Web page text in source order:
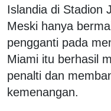
Islandia di Stadion
Meski hanya
pengganti pada
Miami itu berhasil
penalti dan
kemenangan.